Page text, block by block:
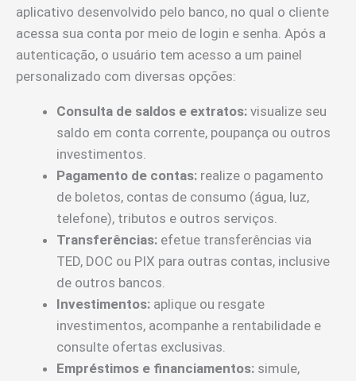
aplicativo desenvolvido pelo banco, no qual o cliente
acessa sua conta por meio de login e senha. Após a
autenticação, o usuário tem acesso a um painel
personalizado com diversas opções:
Consulta de saldos e extratos: visualize seu
saldo em conta corrente, poupança ou outros
investimentos.
Pagamento de contas: realize o pagamento
de boletos, contas de consumo (água, luz,
telefone), tributos e outros serviços.
Transferências: efetue transferências via
TED, DOC ou PIX para outras contas, inclusive
de outros bancos.
Investimentos: aplique ou resgate
investimentos, acompanhe a rentabilidade e
consulte ofertas exclusivas.
Empréstimos e financiamentos: simule,